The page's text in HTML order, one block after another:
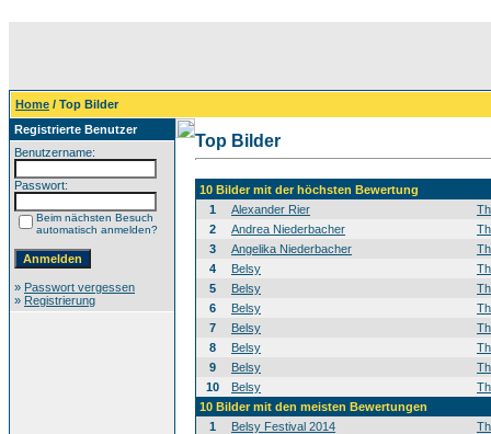
Home / Top Bilder
Registrierte Benutzer
Benutzername:
Passwort:
Beim nächsten Besuch
automatisch anmelden?
» Passwort vergessen
» Registrierung
Top Bilder
10 Bilder mit der höchsten Bewertung
1
Alexander Rier
2
Andrea Niederbacher
3
Angelika Niederbacher
4
Belsy
5
Belsy
6
Belsy
7
Belsy
8
Belsy
9
Belsy
10
Belsy
10 Bilder mit den meisten Bewertungen
1
Belsy Festival 2014